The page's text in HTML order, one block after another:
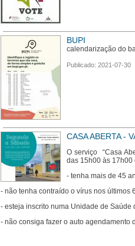
BUPI
calendarização do
Publicado: 2021-07-30
CASA ABERTA -
O serviço “Casa
das 15h00 às 17h00
- tenha mais de 45
- não tenha contraído o vírus nos últimos
- esteja inscrito numa Unidade de Saúde
- não consiga fazer o auto agendamento